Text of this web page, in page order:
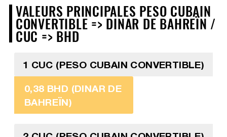
VALEURS PRINCIPALES PESO CUBAIN
CONVERTIBLE => DINAR DE BAHREÏN /
CUC => BHD
1 CUC (PESO CUBAIN CONVERTIBLE)
0,38 BHD (DINAR DE
BAHREÏN)